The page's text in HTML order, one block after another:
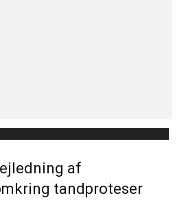
af
tandproteser